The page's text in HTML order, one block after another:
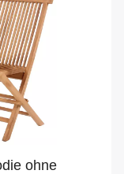
ohne